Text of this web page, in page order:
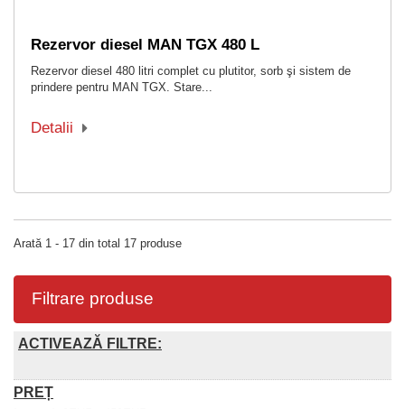
Rezervor diesel MAN TGX 480 L
Rezervor diesel 480 litri complet cu plutitor, sorb şi sistem de
prindere pentru MAN TGX. Stare...
Detalii
Arată 1 - 17 din total 17 produse
Filtrare produse
ACTIVEAZĂ FILTRE:
PREȚ